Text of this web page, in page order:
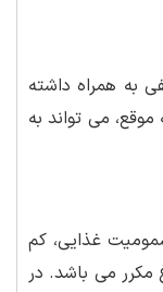
به همراه داشته
می تواند به
غذایی، کم
مکرر می باشد. در